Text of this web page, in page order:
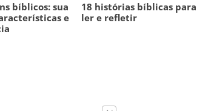
bíblicos: sua
e
18 histórias bíblicas para
ler e refletir